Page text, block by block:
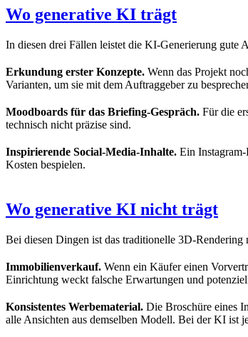
Wo generative KI trägt
In diesen drei Fällen leistet die KI-Generierung gute
Erkundung erster Konzepte. Wenn das Projekt
Varianten, um sie mit dem Auftraggeber zu
Moodboards für das Briefing-Gespräch. Für die
technisch nicht präzise sind.
Inspirierende Social-Media-Inhalte. Ein
Kosten bespielen.
Wo generative KI nicht trägt
Bei diesen Dingen ist das traditionelle 3D-Rendering
Immobilienverkauf. Wenn ein Käufer einen
Einrichtung weckt falsche Erwartungen und
Konsistentes Werbematerial. Die Broschüre eines
alle Ansichten aus demselben Modell. Bei der KI ist